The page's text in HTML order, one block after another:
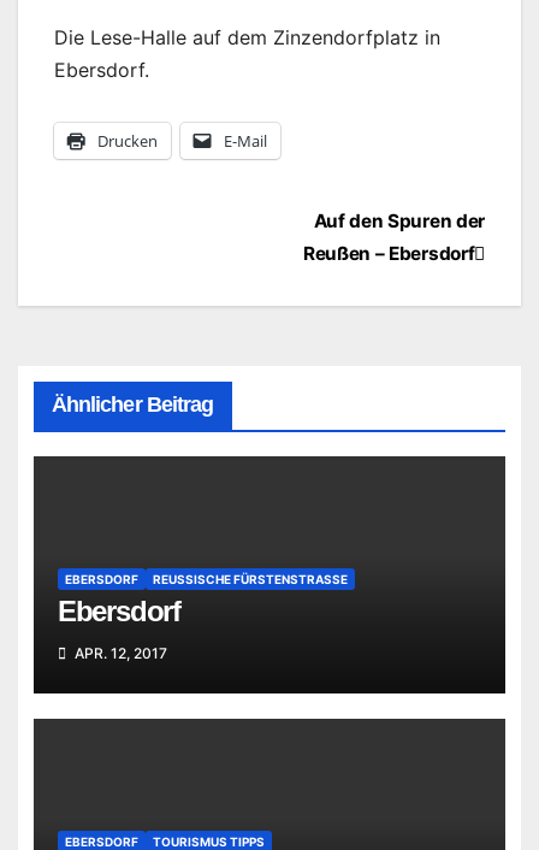
Die Lese-Halle auf dem Zinzendorfplatz in
Ebersdorf.
Drucken E-Mail
BeitragsnavigationAuf den Spuren der
Reußen – Ebersdorf
Ähnlicher Beitrag
EBERSDORF REUSSISCHE FÜRSTENSTRASSE
Ebersdorf
APR. 12, 2017
EBERSDORF TOURISMUS TIPPS